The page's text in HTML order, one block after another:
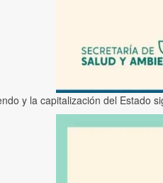
y la capitalización del Estado